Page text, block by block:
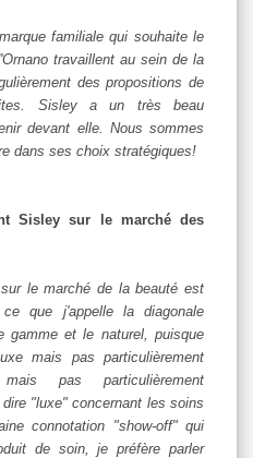
familiale qui souhaite le
travaillent au sein de la
des propositions de
Sisley a un très beau
devant elle. Nous sommes
dans ses choix stratégiques!
Sisley sur le marché des
le marché de la beauté est
que j'appelle la diagonale
gamme et le naturel, puisque
mais pas particulièrement
pas particulièrement
"luxe" concernant les soins
connotation "show-off" qui
de soin, je préfère parler